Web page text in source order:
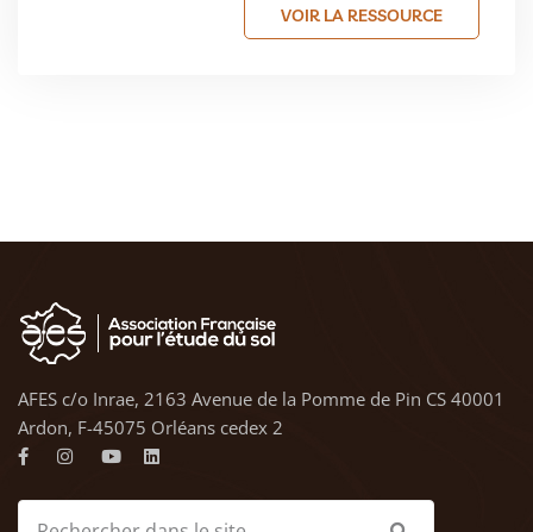
VOIR LA RESSOURCE
AFES c/o Inrae, 2163 Avenue de la Pomme de Pin CS 40001
Ardon, F-45075 Orléans cedex 2